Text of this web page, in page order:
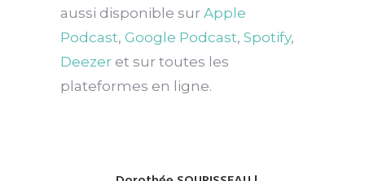
aussi disponible sur Apple
Podcast, Google Podcast, Spotify,
Deezer et sur toutes les
plateformes en ligne.